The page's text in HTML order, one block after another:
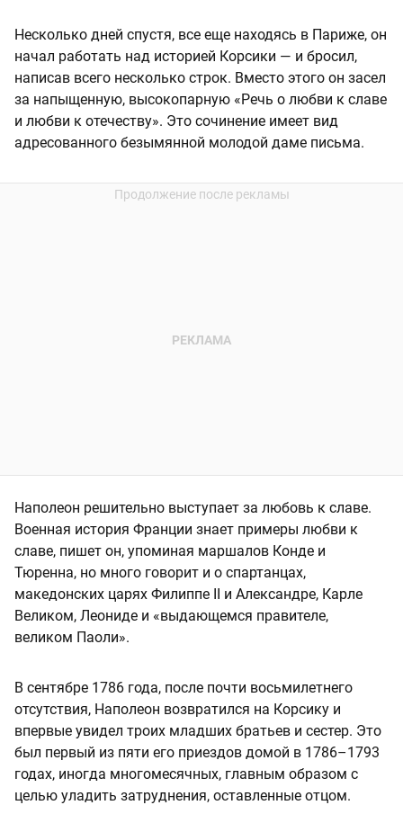
Несколько дней спустя, все еще находясь в Париже, он
начал работать над историей Корсики — и бросил,
написав всего несколько строк. Вместо этого он засел
за напыщенную, высокопарную «Речь о любви к славе
и любви к отечеству». Это сочинение имеет вид
адресованного безымянной молодой даме письма.
Наполеон решительно выступает за любовь к славе.
Военная история Франции знает примеры любви к
славе, пишет он, упоминая маршалов Конде и
Тюренна, но много говорит и о спартанцах,
македонских царях Филиппе II и Александре, Карле
Великом, Леониде и «выдающемся правителе,
великом Паоли».
В сентябре 1786 года, после почти восьмилетнего
отсутствия, Наполеон возвратился на Корсику и
впервые увидел троих младших братьев и сестер. Это
был первый из пяти его приездов домой в 1786–1793
годах, иногда многомесячных, главным образом с
целью уладить затруднения, оставленные отцом.